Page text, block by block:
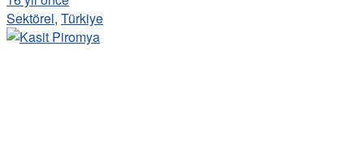
Sektörel, Türkiye